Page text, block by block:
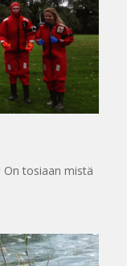
On tosiaan mistä